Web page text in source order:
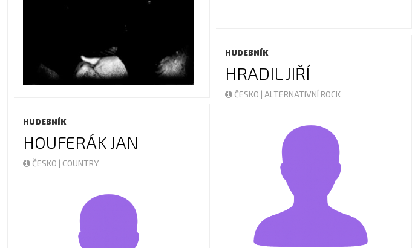
HUDEBNÍK
HRADIL JIŘÍ
ČESKO | ALTERNATIVNÍ ROCK
HUDEBNÍK
HOUFERÁK JAN
ČESKO | COUNTRY